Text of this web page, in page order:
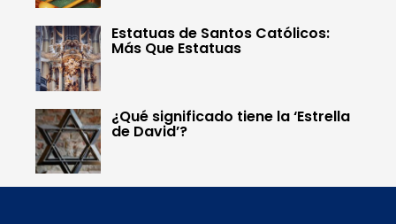
Estatuas de Santos Católicos:
Más Que Estatuas
¿Qué significado tiene la ‘Estrella
de David’?